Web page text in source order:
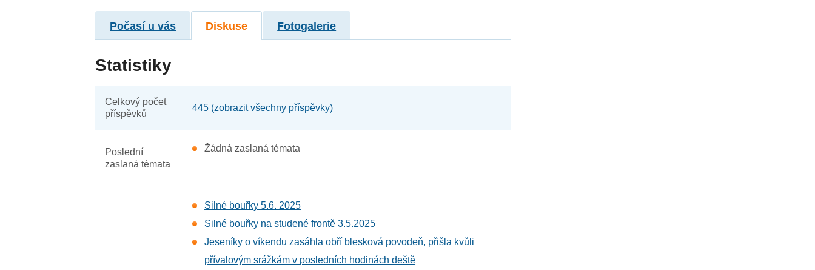
Počasí u vás Diskuse Fotogalerie
Statistiky
Celkový počet
příspěvků
445 (zobrazit všechny příspěvky)
Poslední
zaslaná témata
Žádná zaslaná témata
Silné bouřky 5.6. 2025
Silné bouřky na studené frontě 3.5.2025
Jeseníky o víkendu zasáhla obří blesková povodeň, přišla kvůli
přívalovým srážkám v posledních hodinách deště